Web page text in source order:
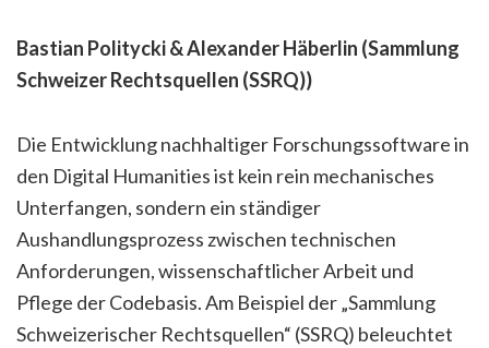
Bastian Politycki & Alexander Häberlin (Sammlung
Schweizer Rechtsquellen (SSRQ))
Die Entwicklung nachhaltiger Forschungssoftware in
den Digital Humanities ist kein rein mechanisches
Unterfangen, sondern ein ständiger
Aushandlungsprozess zwischen technischen
Anforderungen, wissenschaftlicher Arbeit und
Pflege der Codebasis. Am Beispiel der „Sammlung
Schweizerischer Rechtsquellen“ (SSRQ) beleuchtet